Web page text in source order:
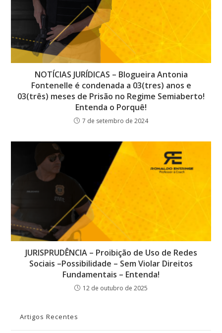
NOTÍCIAS JURÍDICAS – Blogueira Antonia
Fontenelle é condenada a 03(tres) anos e
03(três) meses de Prisão no Regime Semiaberto!
Entenda o Porquê!
7 de setembro de 2024
JURISPRUDÊNCIA – Proibição de Uso de Redes
Sociais –Possibilidade – Sem Violar Direitos
Fundamentais – Entenda!
12 de outubro de 2025
Artigos Recentes